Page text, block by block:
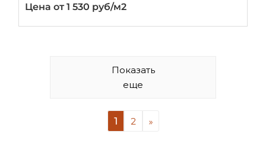
Цена от 1 530 руб/м2
Показать
еще
1 2